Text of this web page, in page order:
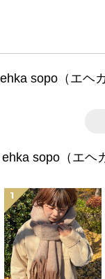
ehka sopo（エヘ
ehka sopo（エヘ
1